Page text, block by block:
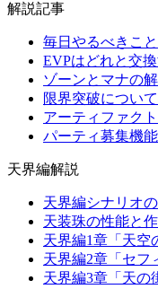
解説記事
毎日やるべきこと
EVPはどれと交換
ゾーンとマナの
限界突破につい
アーティファク
パーティ募集機能
天界編解説
天界編シナリオ
天装珠の性能と
天界編1章「天空
天界編2章「セフ
天界編3章「天の